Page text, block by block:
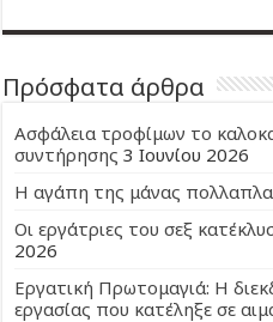
Πρόσφατα άρθρα
Ασφάλεια τροφίμων το
συντήρησης 3 Ιουνίου 2026
Η αγάπη της μάνας
Οι εργάτριες του σεξ
2026
Εργατική Πρωτομαγιά: Η
εργασίας που κατέληξε σε